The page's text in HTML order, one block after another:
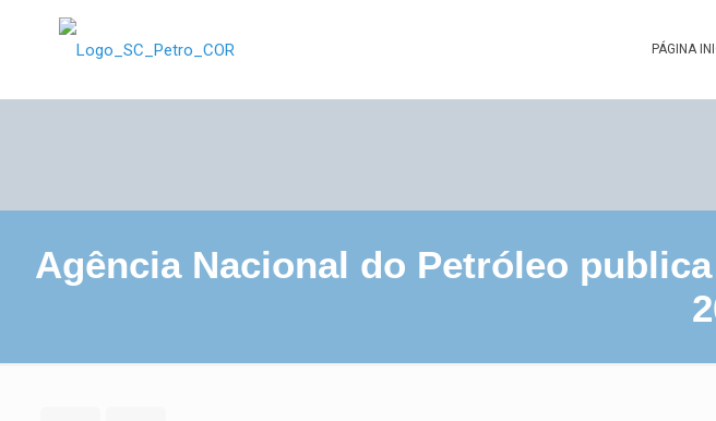
PÁGINA
Agência Nacional do Petróleo